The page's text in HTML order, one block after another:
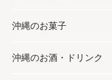
お肉
海産物
缶詰／パウチ
沖縄料理
調味料
砂糖／黒砂糖
沖縄のお菓子
お菓子
沖縄のお酒・ドリンク